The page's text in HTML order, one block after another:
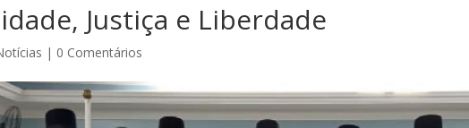
Justiça e Liberdade
| 0 Comentários